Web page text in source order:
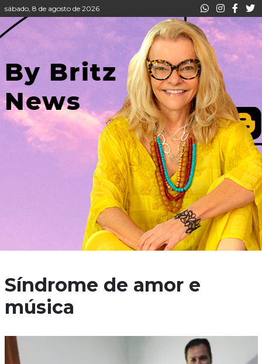
sábado, 8 de agosto de 2026
Síndrome de amor e
música